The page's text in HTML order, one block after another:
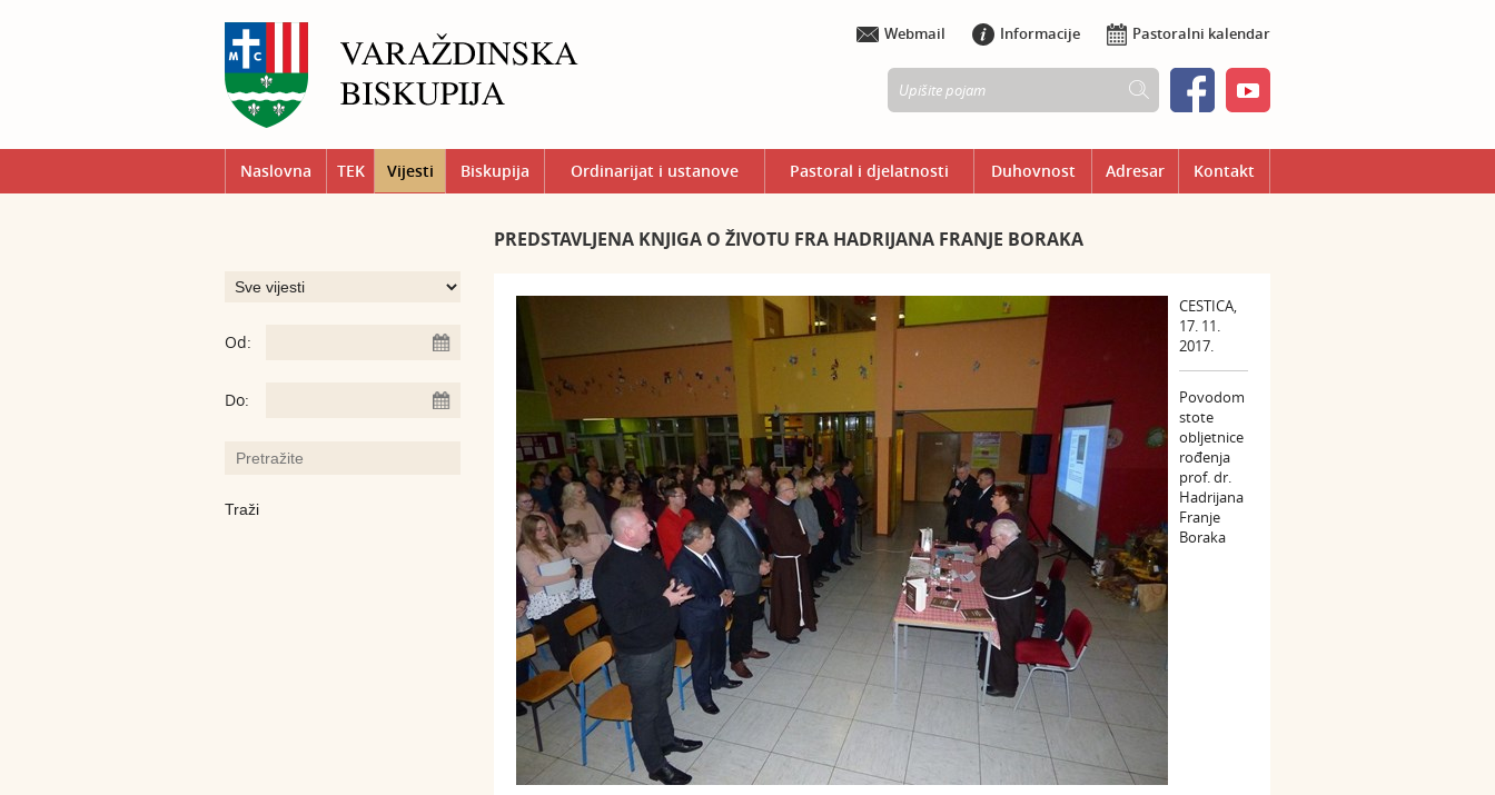
Webmail Informacije Pastoralni kalendar
Naslovna TEK Vijesti Biskupija Ordinarijat i ustanove Pastoral i djelatnosti Duhovnost Adresar Kontakt
Od:
Do:
PREDSTAVLJENA KNJIGA O ŽIVOTU FRA HADRIJANA FRANJE BORAKA
CESTICA,
17. 11.
2017.
Povodom
stote
obljetnice
rođenja
prof. dr.
Hadrijana
Franje
Boraka